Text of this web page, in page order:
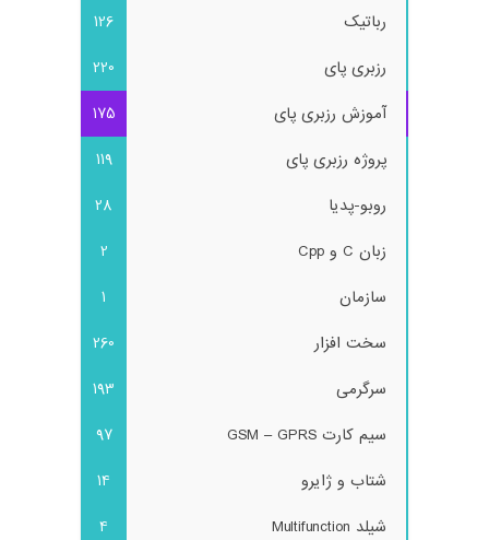
رباتیک
126
رزبری پای
220
آموزش رزبری پای
175
پروژه رزبری پای
119
روبو-پدیا
28
زبان C و Cpp
2
سازمان
1
سخت افزار
260
سرگرمی
193
سیم کارت GSM – GPRS
97
شتاب و ژایرو
14
شیلد Multifunction
4